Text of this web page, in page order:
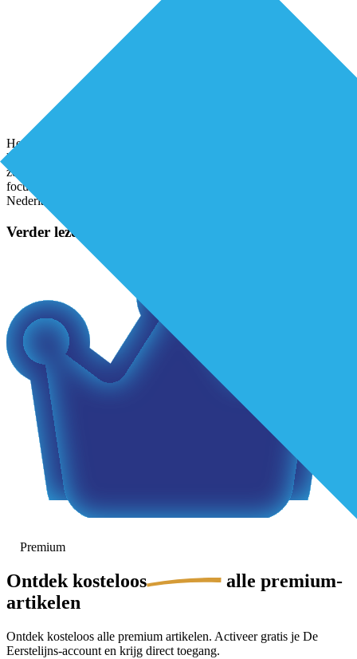
Het werk als apothekerTessa heeft twintig apotheken onder haar
hoede gehad. Ze deed haar werk met veel plezier, maar haar ei kon
ze er niet kwijt, namelijk het verlenen van zorg. “Momenteel ligt de
focus in apotheken vooral bij medicijntekorten waar we in
Nederland mee te maken hebben. Veel medicatie
Verder lezen?
Premium
Ontdek kosteloos
alle premium-
artikelen
Ontdek kosteloos alle premium artikelen. Activeer gratis je De
Eerstelijns-account en krijg direct toegang.